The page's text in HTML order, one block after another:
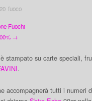
fuoco
Fuochi
→
stampato su carte speciali,
.
accompagnerà tutti i numeri